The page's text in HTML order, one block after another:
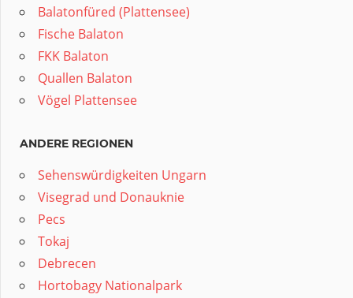
Balatonfüred (Plattensee)
Fische Balaton
FKK Balaton
Quallen Balaton
Vögel Plattensee
ANDERE REGIONEN
Sehenswürdigkeiten Ungarn
Visegrad und Donauknie
Pecs
Tokaj
Debrecen
Hortobagy Nationalpark